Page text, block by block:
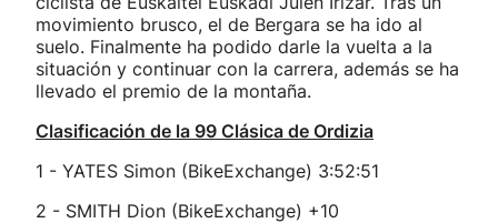
movimiento brusco, el de Bergara se ha ido al
suelo. Finalmente ha podido darle la vuelta a la
situación y continuar con la carrera, además se ha
llevado el premio de la montaña.
Clasificación de la 99 Clásica de Ordizia
1 - YATES Simon (BikeExchange) 3:52:51
2 - SMITH Dion (BikeExchange) +10